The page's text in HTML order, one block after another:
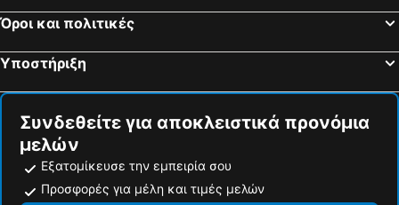
Όροι και πολιτικές
Υποστήριξη
Συνδεθείτε για αποκλειστικά προνόμια
μελών
Εξατομίκευσε την εμπειρία σου
Προσφορές για μέλη και τιμές μελών